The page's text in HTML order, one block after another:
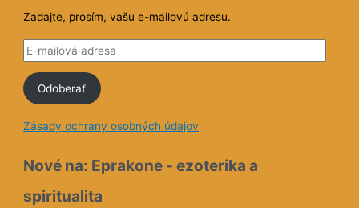
Zadajte, prosím, vašu e-mailovú adresu.
E
m
i
l
v
Odoberať
Zásady ochrany osobných údajov
Nové na: Eprakone - ezoterika a
spiritualita